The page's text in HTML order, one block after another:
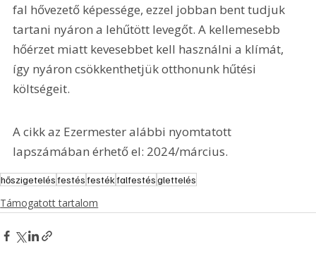
fal hővezető képessége, ezzel jobban bent tudjuk
tartani nyáron a lehűtött levegőt. A kellemesebb
hőérzet miatt kevesebbet kell használni a klímát,
így nyáron csökkenthetjük otthonunk hűtési
költségeit.
A cikk az Ezermester alábbi nyomtatott
lapszámában érhető el: 2024/március.
hőszigetelésfestésfestékfalfestésglettelés
Támogatott tartalom